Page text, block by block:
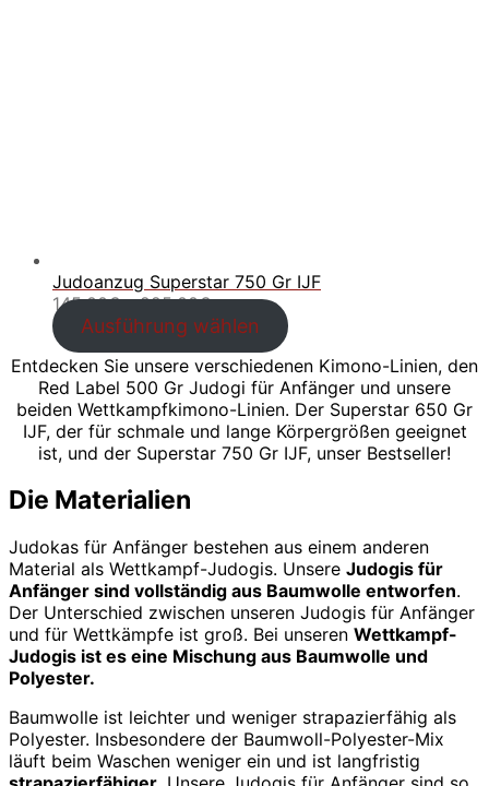
Judoanzug Superstar 750 Gr IJF
145.00€ –225.00€Preisspanne:
145.00€
225.00€
Ausführung wählen
Entdecken Sie unsere verschiedenen Kimono-Linien, den
Red Label 500 Gr Judogi für Anfänger und unsere
beiden Wettkampfkimono-Linien. Der Superstar 650 Gr
IJF, der für schmale und lange Körpergrößen geeignet
ist, und der Superstar 750 Gr IJF, unser Bestseller!
Die Materialien
Judokas für Anfänger bestehen aus einem anderen
Material als Wettkampf-Judogis. Unsere Judogis für
Anfänger sind vollständig aus Baumwolle entworfen.
Der Unterschied zwischen unseren Judogis für Anfänger
und für Wettkämpfe ist groß. Bei unseren Wettkampf-
Judogis ist es eine Mischung aus Baumwolle und
Polyester.
Baumwolle ist leichter und weniger strapazierfähig als
Polyester. Insbesondere der Baumwoll-Polyester-Mix
läuft beim Waschen weniger ein und ist langfristig